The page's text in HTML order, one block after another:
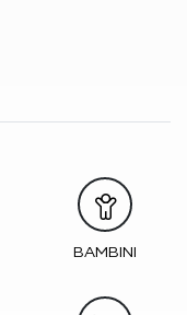
BAMBINI